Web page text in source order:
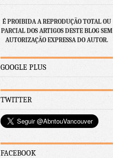
É PROIBIDA A REPRODUÇÃO TOTAL OU
PARCIAL DOS ARTIGOS DESTE BLOG SEM
AUTORIZAÇÃO EXPRESSA DO AUTOR.
GOOGLE PLUS
TWITTER
FACEBOOK